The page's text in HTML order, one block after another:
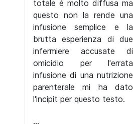
totale è molto diffusa ma
questo non la rende una
infusione semplice e la
brutta esperienza di due
infermiere accusate di
omicidio per l'errata
infusione di una nutrizione
parenterale mi ha dato
l'incipit per questo testo.
...